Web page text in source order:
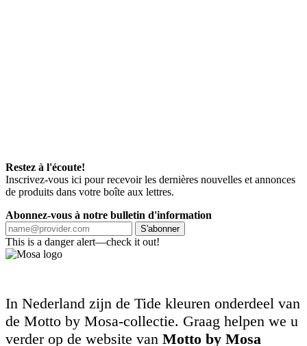
Restez à l'écoute!
Inscrivez-vous ici pour recevoir les dernières nouvelles et annonces
de produits dans votre boîte aux lettres.
Abonnez-vous à notre bulletin d'information
S'abonner
This is a danger alert—check it out!
In Nederland zijn de Tide kleuren onderdeel van
de Motto by Mosa-collectie. Graag helpen we u
verder op de website van Motto by Mosa